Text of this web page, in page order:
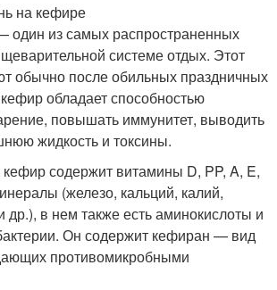
на кефире
из самых распространенных
системе отдых. Этот
обычно после обильных праздничных
кефир обладает способностью
повышать иммунитет, выводить
жидкость и токсины.
содержит витамины D, PP, A, E,
(железо, кальций, калий,
в нем также есть аминокислоты и
Он содержит кефиран — вид
противомикробными